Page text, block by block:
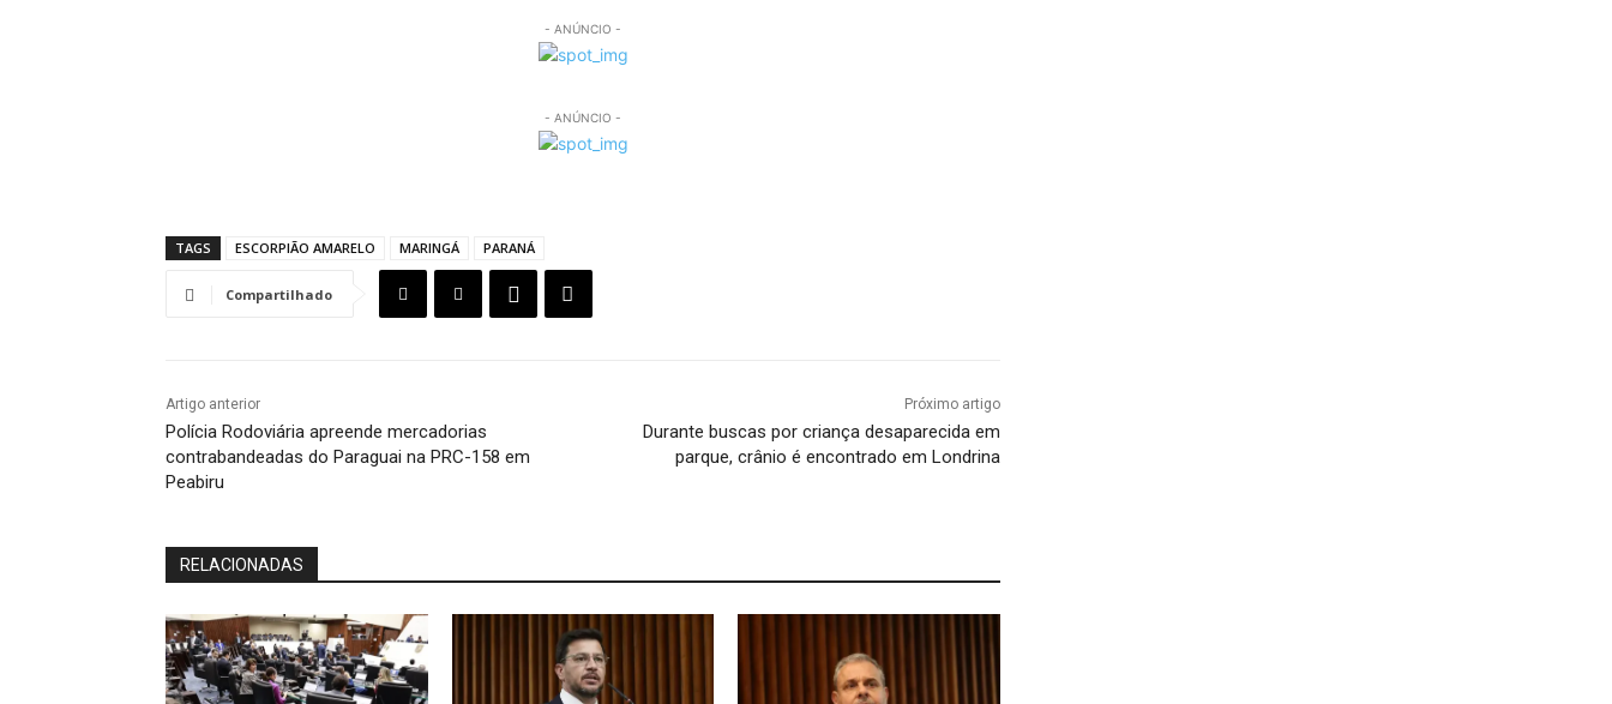
- ANÚNCIO -
- ANÚNCIO -
TAGS ESCORPIÃO AMARELO MARINGÁ PARANÁ
Compartilhado
Artigo anterior
Polícia Rodoviária apreende mercadorias
contrabandeadas do Paraguai na PRC-158 em
Peabiru
Próximo artigo
Durante buscas por criança desaparecida em
parque, crânio é encontrado em Londrina
RELACIONADAS